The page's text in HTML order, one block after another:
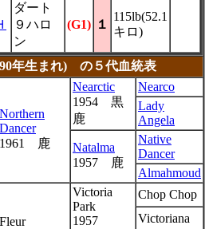
ダート
９ハロ
ン
(G1) １
115lb(52.1
キロ)
年生まれ) の５代血統表
Northern
Dancer
1961 鹿
Nearctic
1954 黒
鹿
Nearco
Lady
Angela
Natalma
1957 鹿
Native
Dancer
Almahmoud
Fleur
Victoria
Park
1957
Chop Chop
Victoriana